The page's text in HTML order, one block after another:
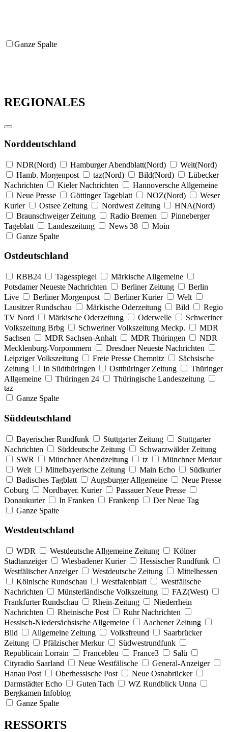
Ganze Spalte
REGIONALES
Norddeutschland
NDR(Nord) Hamburger Abendblatt(Nord)
Welt(Nord)
Hamb. Morgenpost
taz(Nord) Bild(Nord)
Lübecker
Nachrichten
Kieler Nachrichten
Hannoversche Allgemeine
Neue Presse
Göttinger Tageblatt NOZ(Nord)
Weser
Kurier
Ostsee Zeitung Nordwest Zeitung
HNA(Nord)
Braunschweiger Zeitung
Radio Bremen
Pinneberger
Tageblatt
Landeszeitung News 38
Moin
Ganze Spalte
Ostdeutschland
RBB24 Tagesspiegel
Märkische Allgemeine
Potsdamer Neueste Nachrichten
Berliner Zeitung
Berlin
Live
Berliner Morgenpost Berliner Kurier
Welt
Lausitzer Rundschau
Märkische Oderzeitung Bild
Regio
TV Nord
Märkische Oderzeitung Oderwelle
Schweriner
Volkszeitung Brbg
Schweriner Volkszeitung Meckp.
MDR
Sachsen
MDR Sachsen-Anhalt MDR Thüringen
NDR
Mecklenburg-Vorpommern
Dresdner Neueste Nachrichten
Leipziger Volkszeitung
Freie Presse Chemnitz
Sächsische
Zeitung
In Südthüringen Ostthüringer Zeitung
Thüringer
Allgemeine
Thüringen 24
Thüringische Landeszeitung
taz
Ganze Spalte
Süddeutschland
Bayerischer Rundfunk Stuttgarter Zeitung
Stuttgarter
Nachrichten
Süddeutsche Zeitung
Schwarzwälder Zeitung
SWR
Münchner Abendzeitung tz
Münchner Merkur
Welt
Mittelbayerische Zeitung Main Echo
Südkurier
Badisches Tagblatt
Augsburger Allgemeine
Neue Presse
Coburg
Nordbayer. Kurier
Passauer Neue Presse
Donaukurier
In Franken Frankenp
Der Neue Tag
Ganze Spalte
Westdeutschland
WDR Westdeutsche Allgemeine Zeitung
Kölner
Stadtanzeiger
Wiesbadener Kurier
Hessischer Rundfunk
Westfälischer Anzeiger
Westdeutsche Zeitung
Mittelhessen
Kölnische Rundschau
Westfalenblatt
Westfälische
Nachrichten
Münsterländische Volkszeitung
FAZ(West)
Frankfurter Rundschau
Rhein-Zeitung
Niederrhein
Nachrichten
Rheinische Post
Ruhr Nachrichten
Hessisch-Niedersächsische Allgemeine
Aachener Zeitung
Bild
Allgemeine Zeitung Volksfreund
Saarbrücker
Zeitung
Pfälzischer Merkur
Südwestrundfunk
Republicain Lorrain
Francebleu France3
Salü
Cityradio Saarland
Neue Westfälische
General-Anzeiger
Hanau Post
Oberhessische Post
Neue Osnabrücker
Darmstädter Echo
Guten Tach
WZ Rundblick Unna
Bergkamen Infoblog
Ganze Spalte
RESSORTS